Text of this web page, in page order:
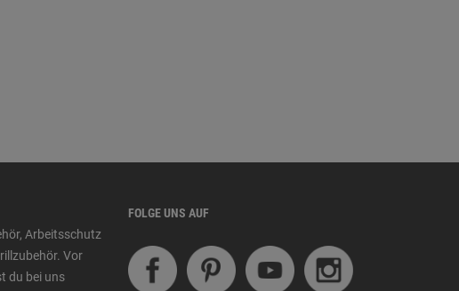
Arbeitsschutz
Vor
du bei uns
FOLGE UNS AUF